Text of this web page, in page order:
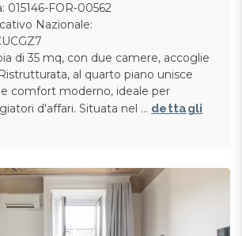
015146-FOR-00562
Nazionale:
di 35 mq, con due camere, accoglie
al quarto piano unisce
comfort moderno, ideale per
d'affari. Situata nel … dettagli